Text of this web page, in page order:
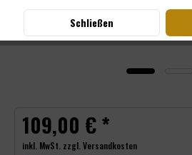
109,00 € *
inkl. MwSt. zzgl. Versandkosten
Schließen